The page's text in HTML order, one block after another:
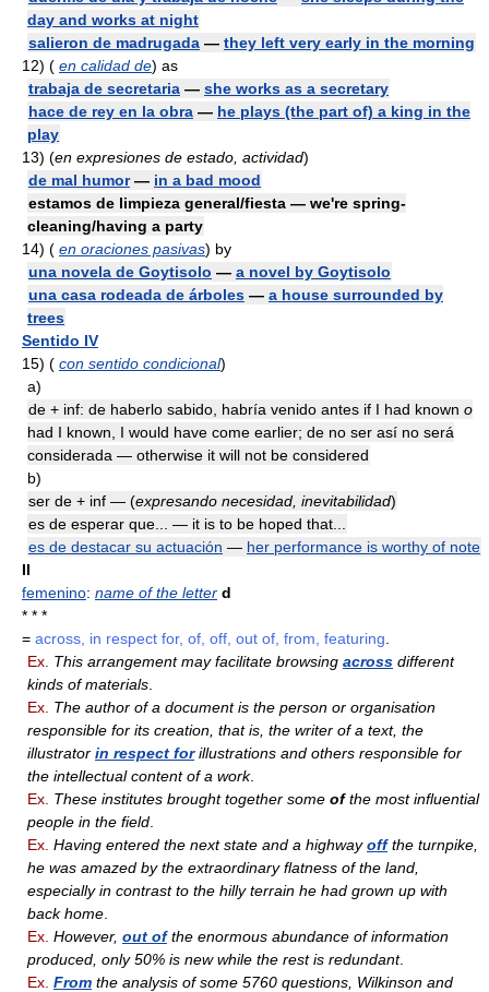
day and works at night
salieron de madrugada — they left very early in the morning
12) ( en calidad de) as
trabaja de secretaria — she works as a secretary
hace de rey en la obra — he plays (the part of) a king in the
play
13) (en expresiones de estado, actividad)
de mal humor— in a bad mood
estamos de limpieza general/fiesta — we're spring-
cleaning/having a party
14) ( en oraciones pasivas) by
una novela de Goytisolo — a novel by Goytisolo
una casa rodeada de árboles — a house surrounded by
trees
Sentido IV
15) ( con sentido condicional)
a)
de + inf: de haberlo sabido, habría venido antes if I had known o
had I known, I would have come earlier; de no ser así no será
considerada — otherwise it will not be considered
b)
ser de + inf — (expresando necesidad, inevitabilidad)
es de esperar que... — it is to be hoped that...
es de destacar su actuación — her performance is worthy of note
II
femenino: name of the letter d
* * *
= across, in respect for, of, off, out of, from, featuring
Ex. This arrangement may facilitate browsing across different
kinds of materials
Ex. The author of a document is the person or organisation
responsible for its creation, that is, the writer of a text, the
illustrator in respect forillustrations and others responsible for
the intellectual content of a work.
Ex. These institutes brought together some ofthe most influential
people in the field
Ex. Having entered the next state and a highwayoffthe turnpike,
he was amazed by the extraordinary flatness of the land,
especially in contrast to the hilly terrain he had grown up with
back home
Ex. However, out ofthe enormous abundance of information
produced, only 50% is new while the rest is redundant.
Ex. From the analysis of some 5760 questions, Wilkinson and